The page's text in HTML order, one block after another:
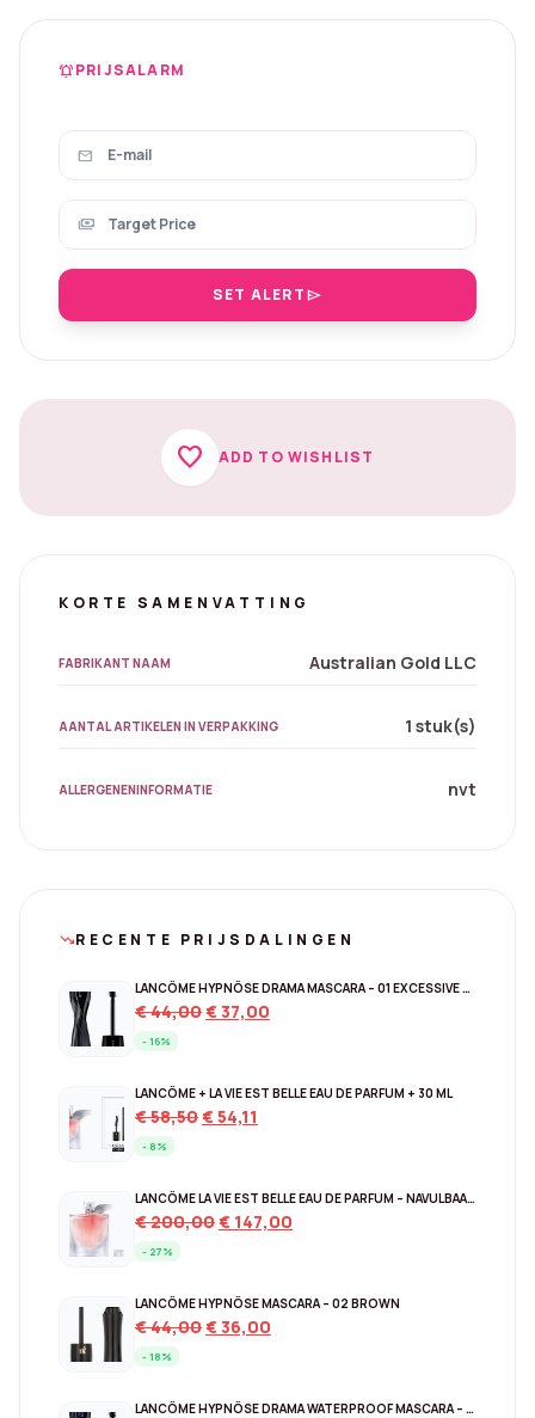
notifications_activePRIJSALARM
mail
payments
SET ALERTsend
favorite ADD TO WISHLIST
KORTE SAMENVATTING
FABRIKANT NAAM Australian Gold LLC
AANTAL ARTIKELEN IN VERPAKKING 1 stuk(s)
ALLERGENENINFORMATIE nvt
trending_downRECENTE PRIJSDALINGEN
LANCÔME HYPNÔSE DRAMA MASCARA – 01 EXCESSIVE BLACK
€44,00Original
€37,00
- 16%
LANCÔME + LA VIE EST BELLE EAU DE PARFUM + 30 ML
€58,50Original
€54,11
- 8%
LANCÔME LA VIE EST BELLE EAU DE PARFUM – NAVULBAAR 150 ML
€200,00Original
€ 200,00.
€ 147,00
- 27%
LANCÔME HYPNÔSE MASCARA – 02 BROWN
€44,00Original
€ 44,00.
€36,00
- 18%
LANCÔME HYPNÔSE DRAMA WATERPROOF MASCARA – EXCESSIVE BLACK